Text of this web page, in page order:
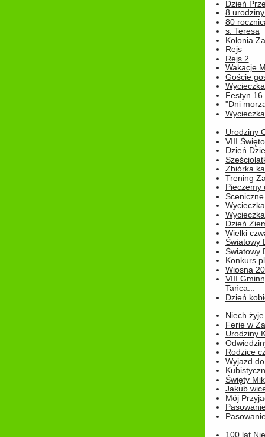
Dzień
8
80
s. Teresa
Kolonia
Rejs
Rejs 2
Wakacje
Goście
Festyn
"Dni
Urodziny
VIII
Dzień
Zbiórka
Trening
Pieczemy
Dzień
Wielki
Światowy
Światowy
Konkurs
Wiosna
VIII
Tańca...
Dzień
Niech
Ferie w
Urodziny
Rodzice
Wyjazd
Święty
Jakub
Mój
100 lat